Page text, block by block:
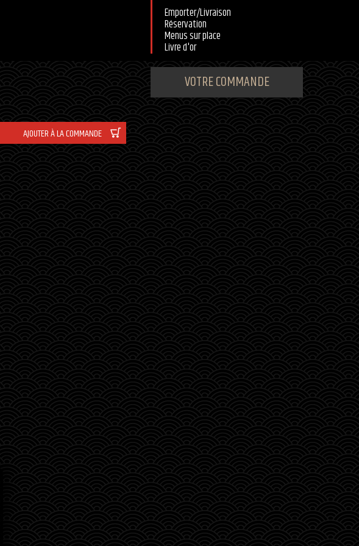
Emporter/Livraison
Réservation
Menus sur place
Livre d'or
VOTRE COMMANDE
AJOUTER À LA COMMANDE